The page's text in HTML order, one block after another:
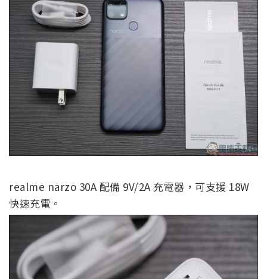
realme narzo 30A 配備 9V/2A 充電器，可支援 18W
快速充電。